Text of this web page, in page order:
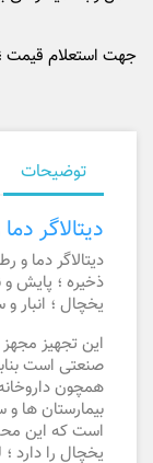
جهت استعلام قیمت ؛
توضیحات
دیتالاگر
دیتالاگر دما
ذخیره ؛ پایش
یخچال ؛ انبار
این تجهیز
صنعتی است
همچون
بیمارستان ها و
است که این
یخچال را دارد